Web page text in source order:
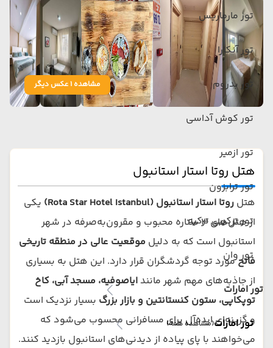
تور مارماریس
تور آنکارا
تور بدروم
تور کوش آداسی
تور ازمیر
تور ترابزون
تور ترکیبی ترکیه
تور وان
تور امارات
تور امارات(مشاهده همه)
مشاهده 1 عکس دیگر
هتل روتا استار استانبول
هتل روتا استار استانبول (Rota Star Hotel Istanbul)
یکی
از هتل‌های ۳ ستاره محبوب و مقرون‌به‌صرفه در شهر
استانبول است که به دلیل موقعیت عالی در منطقه تاریخی
فاتحمورد توجه گردشگران قرار دارد. این هتل به بسیاری
از جاذبه‌های مهم شهر مانند ایاصوفیه، مسجد آبی، کاخ
توپکاپی، ستون کنستانتین و بازار بزرگ بسیار نزدیک است
و گزینه‌ای ایده‌آل برای مسافرانی محسوب می‌شود که
می‌خواهند با پای پیاده از دیدنی‌های استانبول بازدید کنند.